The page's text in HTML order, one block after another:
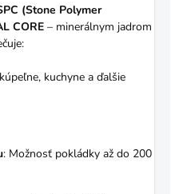
(Stone Polymer
CORE – minerálnym jadrom
kuchyne a ďalšie
: Možnosť pokládky až do 200